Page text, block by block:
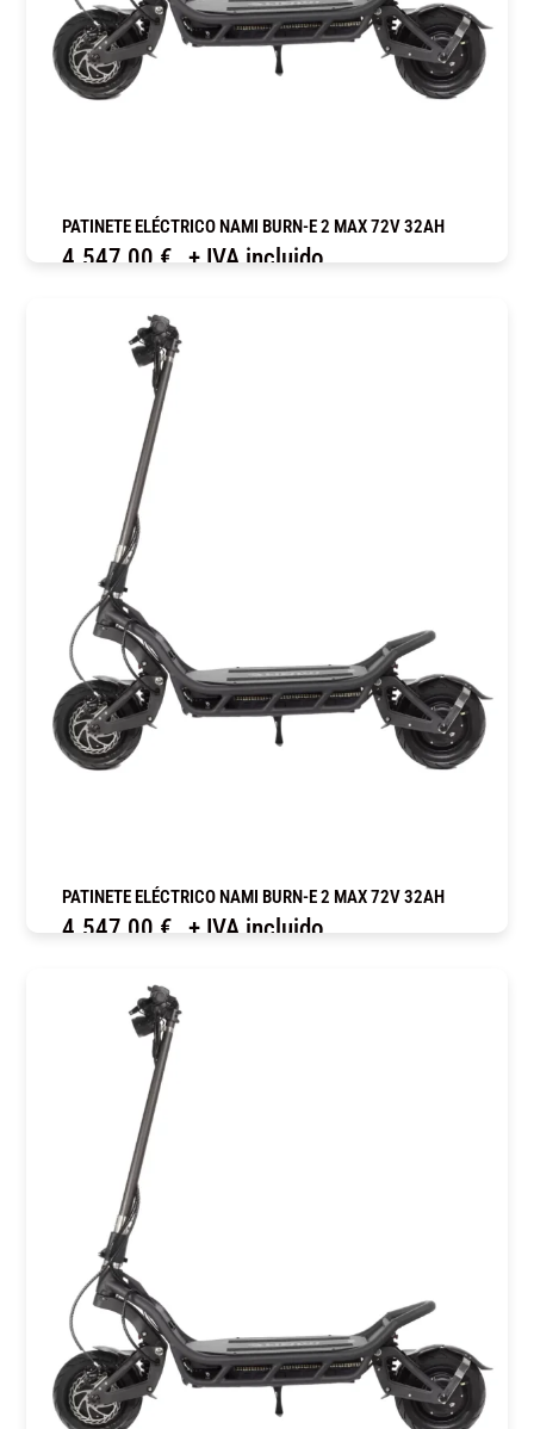
PATINETE ELÉCTRICO NAMI BURN-E 2 MAX 72V 32AH
4.547,00 € + IVA incluido
PATINETE ELÉCTRICO NAMI BURN-E 2 MAX 72V 32AH
4.547,00 € + IVA incluido